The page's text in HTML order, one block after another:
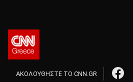
ΑΚΟΛΟΥΘΗΣΤΕ ΤΟ CNN.GR